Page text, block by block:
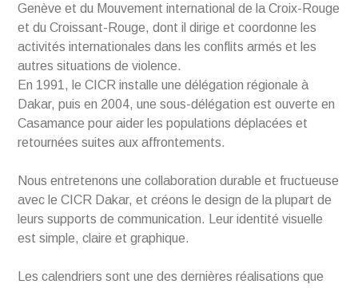
Genève et du Mouvement international de la Croix-Rouge
et du Croissant-Rouge, dont il dirige et coordonne les
activités internationales dans les conflits armés et les
autres situations de violence.
En 1991, le CICR installe une délégation régionale à
Dakar, puis en 2004, une sous-délégation est ouverte en
Casamance pour aider les populations déplacées et
retournées suites aux affrontements.
Nous entretenons une collaboration durable et fructueuse
avec le CICR Dakar, et créons le design de la plupart de
leurs supports de communication. Leur identité visuelle
est simple, claire et graphique.
Les calendriers sont une des dernières réalisations que